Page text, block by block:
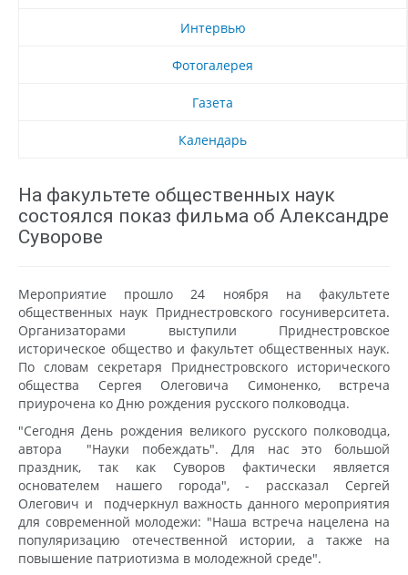
Интервью
Фотогалерея
Газета
Календарь
На факультете общественных наук
состоялся показ фильма об Александре
Суворове
Мероприятие прошло 24 ноября на факультете
общественных наук Приднестровского госуниверситета.
Организаторами выступили Приднестровское
историческое общество и факультет общественных наук.
По словам секретаря Приднестровского исторического
общества Сергея Олеговича Симоненко, встреча
приурочена ко Дню рождения русского полководца.
"Сегодня День рождения великого русского полководца,
автора "Науки побеждать". Для нас это большой
праздник, так как Суворов фактически является
основателем нашего города", - рассказал Сергей
Олегович и подчеркнул важность данного мероприятия
для современной молодежи: "Наша встреча нацелена на
популяризацию отечественной истории, а также на
повышение патриотизма в молодежной среде".